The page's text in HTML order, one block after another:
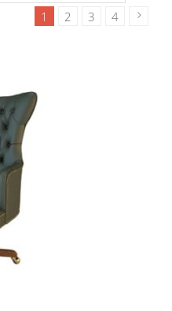
1 2 3 4
руководи...
€